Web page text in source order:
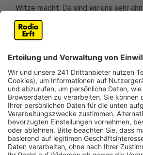
Witze macht. Da sind wir uns sehr
Soviel ist sicher: auch in 2024
wieder Schlagzeilen.
Anzeige
Aktuelle Single: Jason Derulo
Bublé - Spicy Margarita
Anzeige